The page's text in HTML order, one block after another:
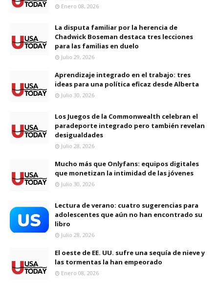
Enero 08, 2026
La disputa familiar por la herencia de
Chadwick Boseman destaca tres lecciones
para las familias en duelo
Julio 29, 2026
Aprendizaje integrado en el trabajo: tres
ideas para una política eficaz desde Alberta
Julio 30, 2026
Los Juegos de la Commonwealth celebran el
paradeporte integrado pero también revelan
desigualdades
Julio 28, 2026
Mucho más que Onlyfans: equipos digitales
que monetizan la intimidad de las jóvenes
Julio 30, 2026
Lectura de verano: cuatro sugerencias para
adolescentes que aún no han encontrado su
libro
Julio 28, 2026
El oeste de EE. UU. sufre una sequía de nieve y
las tormentas la han empeorado
Enero 08, 2026